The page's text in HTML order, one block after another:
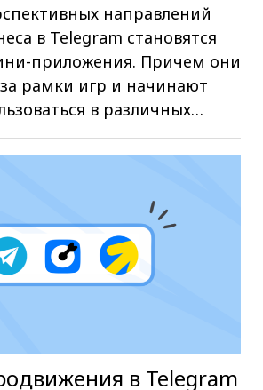
направлений
в Telegram становятся
приложения. Причем они
рамки игр и начинают
в различных…
в Telegram